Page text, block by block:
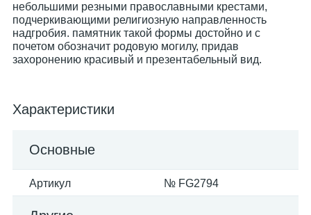
небольшими резными православными крестами,
подчеркивающими религиозную направленность
надгробия. памятник такой формы достойно и с
почетом обозначит родовую могилу, придав
захоронению красивый и презентабельный вид.
Характеристики
Основные
Артикул № FG2794